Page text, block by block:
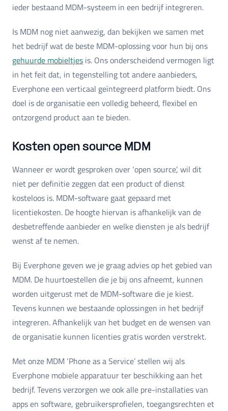
ieder bestaand MDM-systeem in een bedrijf integreren.
Is MDM nog niet aanwezig, dan bekijken we samen met
het bedrijf wat de beste MDM-oplossing voor hun bij ons
gehuurde mobieltjes is. Ons onderscheidend vermogen ligt
in het feit dat, in tegenstelling tot andere aanbieders,
Everphone een verticaal geïntegreerd platform biedt. Ons
doel is de organisatie een volledig beheerd, flexibel en
ontzorgend product aan te bieden.
Kosten open source MDM
Wanneer er wordt gesproken over ‘open source’, wil dit
niet per definitie zeggen dat een product of dienst
kosteloos is. MDM-software gaat gepaard met
licentiekosten. De hoogte hiervan is afhankelijk van de
desbetreffende aanbieder en welke diensten je als bedrijf
wenst af te nemen.
Bij Everphone geven we je graag advies op het gebied van
MDM. De huurtoestellen die je bij ons afneemt, kunnen
worden uitgerust met de MDM-software die je kiest.
Tevens kunnen we bestaande oplossingen in het bedrijf
integreren. Afhankelijk van het budget en de wensen van
de organisatie kunnen licenties gratis worden verstrekt.
Met onze MDM ‘Phone as a Service’ stellen wij als
Everphone mobiele apparatuur ter beschikking aan het
bedrijf. Tevens verzorgen we ook alle pre-installaties van
apps en software, gebruikersprofielen, toegangsrechten et